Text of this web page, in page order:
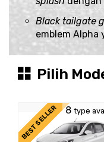
Black tailgate
emblem Alpha
Pilih
BEST SELLER 8 type